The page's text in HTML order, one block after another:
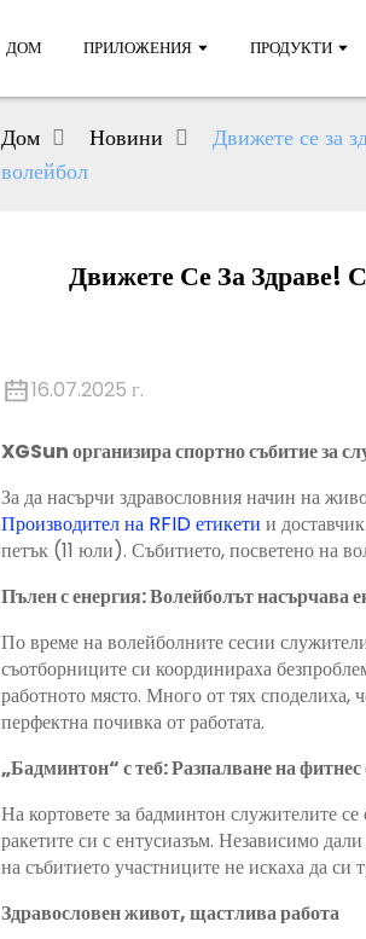
ДОМ ПРИЛОЖЕНИЯ ПРОДУКТИ
Дом Новини
Движете се за
волейбол
Движете Се За Здраве!
16.07.2025 г.
XGSun организира спортно събитие за
За да насърчи здравословния начин на
Производител на RFID етикети и
петък (11 юли). Събитието, посветено на
Пълен с енергия: Волейболът насърчава
По време на волейболните сесии
съотборниците си координираха
работното място. Много от тях споделиха,
перфектна почивка от работата.
„Бадминтон“ с теб: Разпалване на фитнес
На кортовете за бадминтон служителите
ракетите си с ентусиазъм. Независимо
на събитието участниците не искаха да
Здравословен живот, щастлива работа